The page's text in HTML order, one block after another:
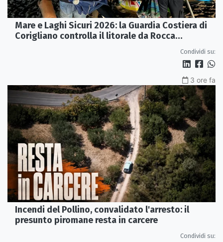
Mare e Laghi Sicuri 2026: la Guardia Costiera di
Corigliano controlla il litorale da Rocca
Condividi su:
3 ore fa
Incendi del Pollino, convalidato l'arresto: il
presunto piromane resta in carcere
Condividi su: